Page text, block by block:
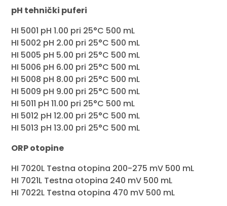
pH tehnički puferi
HI 5001 pH 1.00 pri 25°C 500 mL
HI 5002 pH 2.00 pri 25°C 500 mL
HI 5005 pH 5.00 pri 25°C 500 mL
HI 5006 pH 6.00 pri 25°C 500 mL
HI 5008 pH 8.00 pri 25°C 500 mL
HI 5009 pH 9.00 pri 25°C 500 mL
HI 5011 pH 11.00 pri 25°C 500 mL
HI 5012 pH 12.00 pri 25°C 500 mL
HI 5013 pH 13.00 pri 25°C 500 mL
ORP otopine
HI 7020L Testna otopina 200-275 mV 500 mL
HI 7021L Testna otopina 240 mV 500 mL
HI 7022L Testna otopina 470 mV 500 mL